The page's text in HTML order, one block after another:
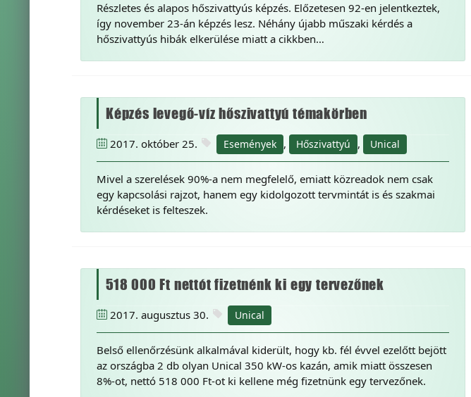
Részletes és alapos hőszivattyús képzés. Előzetesen 92-en jelentkeztek,
így november 23-án képzés lesz. Néhány újabb műszaki kérdés a
hőszivattyús hibák elkerülése miatt a cikkben…
Képzés levegő-víz hőszivattyú témakörben
2017. október 25. Események , Hőszivattyú , Unical
Mivel a szerelések 90%-a nem megfelelő, emiatt közreadok nem csak
egy kapcsolási rajzot, hanem egy kidolgozott tervmintát is és szakmai
kérdéseket is felteszek.
518 000 Ft nettót fizetnénk ki egy tervezőnek
2017. augusztus 30. Unical
Belső ellenőrzésünk alkalmával kiderült, hogy kb. fél évvel ezelőtt bejött
az országba 2 db olyan Unical 350 kW-os kazán, amik miatt összesen
8%-ot, nettó 518 000 Ft-ot ki kellene még fizetnünk egy tervezőnek.